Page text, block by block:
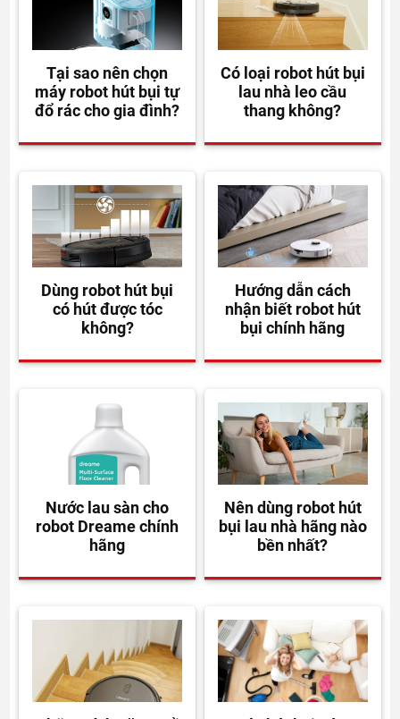
Tại sao nên chọn
máy robot hút bụi tự
đổ rác cho gia đình?
Có loại robot hút bụi
lau nhà leo cầu
thang không?
Dùng robot hút bụi
có hút được tóc
không?
Hướng dẫn cách
nhận biết robot hút
bụi chính hãng
Nước lau sàn cho
robot Dreame chính
hãng
Nên dùng robot hút
bụi lau nhà hãng nào
bền nhất?